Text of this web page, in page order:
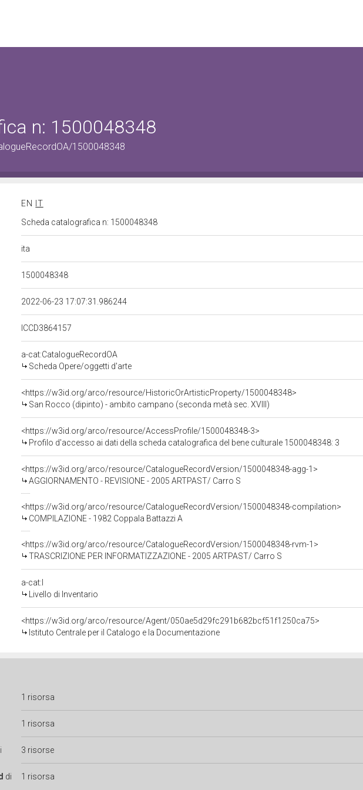
n: 1500048348
1500048348
EN
IT
Scheda catalografica n: 1500048348
ita
1500048348
2022-06-23 17:07:31.986244
ICCD3864157
a-cat:CatalogueRecordOA
Scheda Opere/oggetti d'arte
<https://w3id.org/arco/resource/HistoricOrArtisticProperty/1500048348>
San Rocco (dipinto) - ambito campano (seconda metà sec. XVIII)
<https://w3id.org/arco/resource/AccessProfile/1500048348-3>
Profilo d'accesso ai dati della scheda catalografica del bene culturale 1500048348: 3
<https://w3id.org/arco/resource/CatalogueRecordVersion/1500048348-agg-1>
AGGIORNAMENTO - REVISIONE - 2005 ARTPAST/ Carro S
<https://w3id.org/arco/resource/CatalogueRecordVersion/1500048348-compilation>
COMPILAZIONE - 1982 Coppala Battazzi A
<https://w3id.org/arco/resource/CatalogueRecordVersion/1500048348-rvm-1>
TRASCRIZIONE PER INFORMATIZZAZIONE - 2005 ARTPAST/ Carro S
a-cat:I
Livello di Inventario
<https://w3id.org/arco/resource/Agent/050ae5d29fc291b682bcf51f1250ca75>
Istituto Centrale per il Catalogo e la Documentazione
1 risorsa
1 risorsa
3 risorse
di 1 risorsa